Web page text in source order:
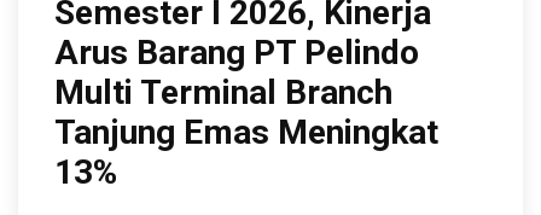
Semester I 2026, Kinerja
Arus Barang PT Pelindo
Multi Terminal Branch
Tanjung Emas Meningkat
13%